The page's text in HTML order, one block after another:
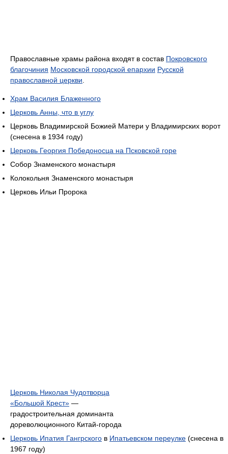
Православные храмы района входят в состав Покровского
благочиния Московской городской епархии Русской
православной церкви
Храм Василия Блаженного
Церковь Анны, что в углу
Церковь Владимирской Божией Матери у Владимирских ворот
(снесена в 1934 году)
Церковь Георгия Победоносца на Псковской горе
Собор Знаменского монастыря
Колокольня Знаменского монастыря
Церковь Ильи Пророка
Церковь Николая Чудотворца
«Большой Крест» —
градостроительная доминанта
дореволюционного Китай-города
Церковь Ипатия Гангрского в Ипатьевском переулке (снесена в
1967 году)